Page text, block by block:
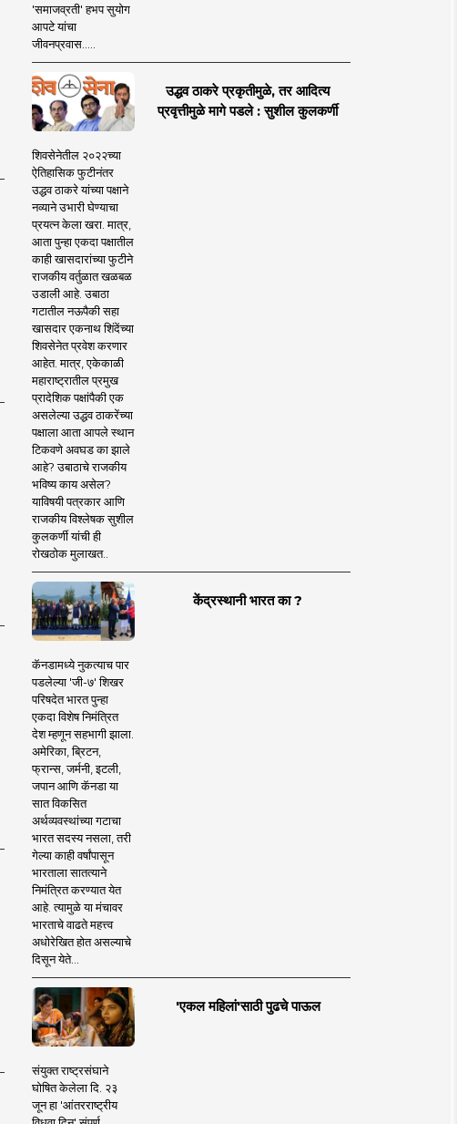
'समाजव्रती' हभप सुयोग
आपटे यांचा
जीवनप्रवास.....
उद्धव ठाकरे प्रकृतीमुळे, तर आदित्य
प्रवृत्तीमुळे मागे पडले : सुशील कुलकर्णी
शिवसेनेतील २०२२च्या
ऐतिहासिक फुटीनंतर
उद्धव ठाकरे यांच्या पक्षाने
नव्याने उभारी घेण्याचा
प्रयत्न केला खरा. मात्र,
आता पुन्हा एकदा पक्षातील
काही खासदारांच्या फुटीने
राजकीय वर्तुळात खळबळ
उडाली आहे. उबाठा
गटातील नऊपैकी सहा
खासदार एकनाथ शिंदेंच्या
शिवसेनेत प्रवेश करणार
आहेत. मात्र, एकेकाळी
महाराष्ट्रातील प्रमुख
प्रादेशिक पक्षांपैकी एक
असलेल्या उद्धव ठाकरेंच्या
पक्षाला आता आपले स्थान
टिकवणे अवघड का झाले
आहे? उबाठाचे राजकीय
भविष्य काय असेल?
याविषयी पत्रकार आणि
राजकीय विश्लेषक सुशील
कुलकर्णी यांची ही
रोखठोक मुलाखत..
केंद्रस्थानी भारत का ?
कॅनडामध्ये नुकत्याच पार
पडलेल्या 'जी-७' शिखर
परिषदेत भारत पुन्हा
एकदा विशेष निमंत्रित
देश म्हणून सहभागी झाला.
अमेरिका, ब्रिटन,
फ्रान्स, जर्मनी, इटली,
जपान आणि कॅनडा या
सात विकसित
अर्थव्यवस्थांच्या गटाचा
भारत सदस्य नसला, तरी
गेल्या काही वर्षांपासून
भारताला सातत्याने
निमंत्रित करण्यात येत
आहे. त्यामुळे या मंचावर
भारताचे वाढते महत्त्व
अधोरेखित होत असल्याचे
दिसून येते...
'एकल महिलां'साठी पुढचे पाऊल
संयुक्त राष्ट्रसंघाने
घोषित केलेला दि. २३
जून हा 'आंतरराष्ट्रीय